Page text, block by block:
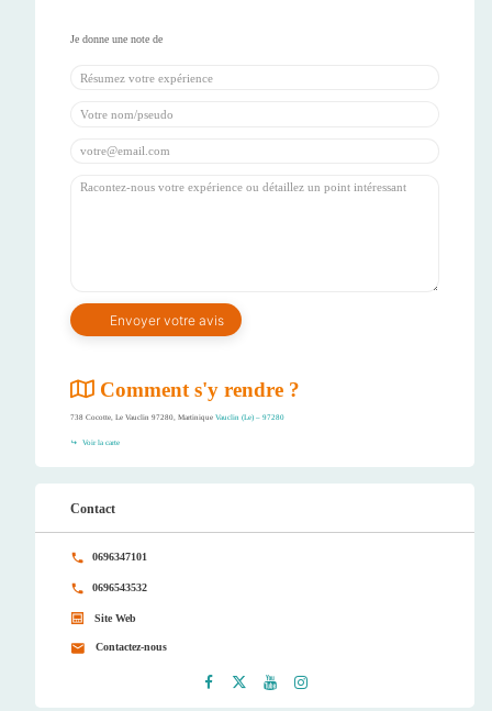
Comment s'y rendre ?
738 Cocotte, Le Vauclin 97280, Martinique Vauclin (Le) – 97280
Voir la carte
Contact
0696347101
0696543532
Site Web
Contactez-nous